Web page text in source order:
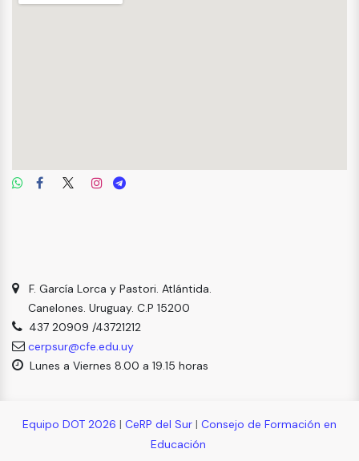
F. García Lorca y Pastori. Atlántida.
Canelones. Uruguay. C.P 15200
437 20909 /43721212
cerpsur@cfe.edu.uy
Lunes a Viernes 8.00 a 19.15 horas
Equipo DOT 2026 | CeRP del Sur | Consejo de Formación en
Educación